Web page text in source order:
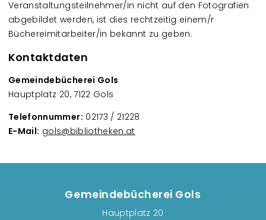
Veranstaltungsteilnehmer/in nicht auf den Fotografien
abgebildet werden, ist dies rechtzeitig einem/r
Büchereimitarbeiter/in bekannt zu geben.
Kontaktdaten
Gemeindebücherei Gols
Hauptplatz 20, 7122 Gols
Telefonnummer: 02173 / 21228
E-Mail: gols@bibliotheken.at
Gemeindebücherei Gols
Hauptplatz 20